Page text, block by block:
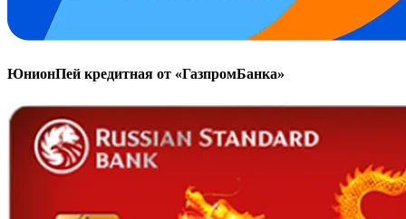
ЮнионПей кредитная от «ГазпромБанка»